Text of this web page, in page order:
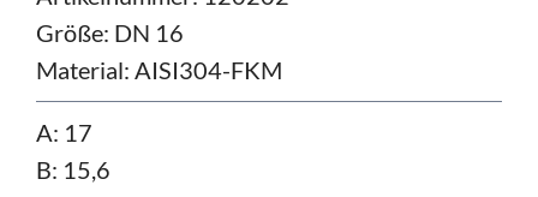
Größe: DN 16
Material: AISI304-FKM
A: 17
B: 15,6